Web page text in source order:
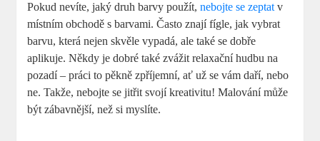
Pokud nevíte, jaký druh barvy použít,nebojte se zeptat v
místním obchodě s barvami. Často znají fígle, jak vybrat
barvu, která nejen skvěle vypadá, ale také se dobře
aplikuje. Někdy je dobré také zvážit relaxační hudbu na
pozadí – práci to pěkně zpříjemní, ať už se vám daří, nebo
ne. Takže, nebojte se jitřit svojí kreativitu! Malování může
být zábavnější, než si myslíte.